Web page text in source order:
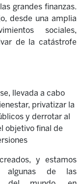
grandes finanzas.
desde una amplia
sociales,
de la catástrofe
llevada a cabo
privatizar la
y derrotar al
objetivo final de
y estamos
algunas de las